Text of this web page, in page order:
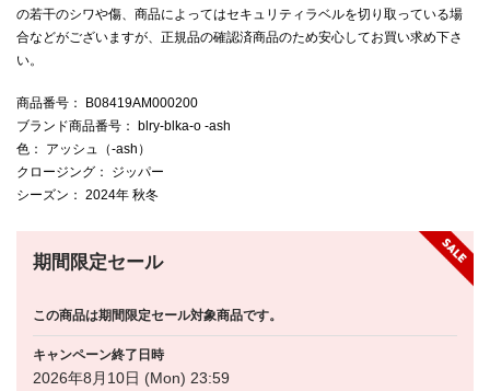
の若干のシワや傷、商品によってはセキュリティラベルを切り取っている場
合などがございますが、正規品の確認済商品のため安心してお買い求め下さ
い。
商品番号 ： B08419AM000200
ブランド商品番号 ： blry-blka-o -ash
色 ： アッシュ（-ash）
クロージング ： ジッパー
シーズン ： 2024年 秋冬
期間限定セール
この商品は期間限定セール対象商品です。
キャンペーン終了日時
2026年8月10日 (Mon) 23:59